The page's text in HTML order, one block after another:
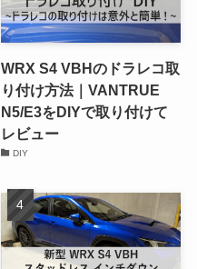
WRX S4 VBHのドラレコ取
り付け方法｜VANTRUE
N5/E3をDIYで取り付けて
レビュー
DIY